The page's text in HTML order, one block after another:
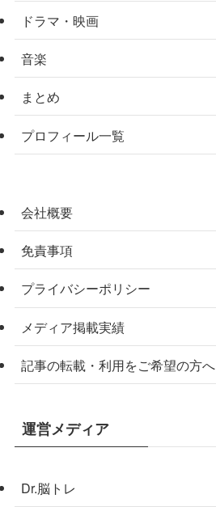
ドラマ・映画
音楽
まとめ
プロフィール一覧
会社概要
免責事項
プライバシーポリシー
メディア掲載実績
記事の転載・利用をご希望の方へ
運営メディア
Dr.脳トレ